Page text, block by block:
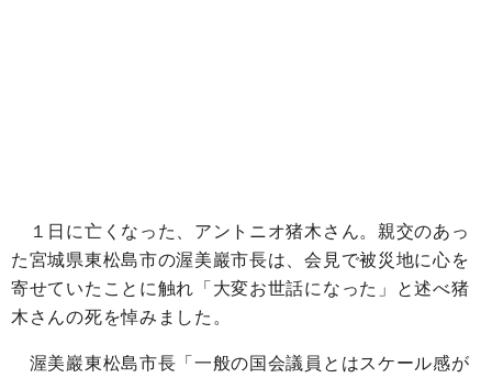
１日に亡くなった、アントニオ猪木さん。親交のあっ
た宮城県東松島市の渥美巖市長は、会見で被災地に心を
寄せていたことに触れ「大変お世話になった」と述べ猪
木さんの死を悼みました。
渥美巖東松島市長「一般の国会議員とはスケール感が